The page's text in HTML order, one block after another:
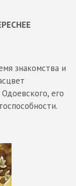
знакомства и
его